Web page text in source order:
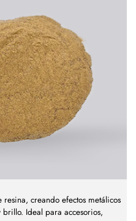
creando efectos metálicos
Ideal para accesorios,